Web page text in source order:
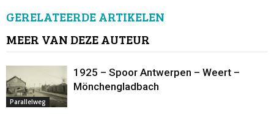
GERELATEERDE ARTIKELEN
MEER VAN DEZE AUTEUR
Parallelweg
1925 – Spoor Antwerpen – Weert –
Mönchengladbach